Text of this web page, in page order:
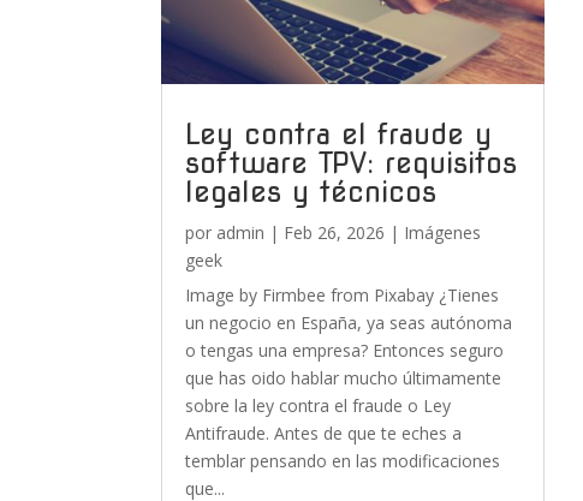
Ley contra el fraude y
software TPV: requisitos
legales y técnicos
por admin | Feb 26, 2026 | Imágenes
geek
Image by Firmbee from Pixabay ¿Tienes
un negocio en España, ya seas autónoma
o tengas una empresa? Entonces seguro
que has oido hablar mucho últimamente
sobre la ley contra el fraude o Ley
Antifraude. Antes de que te eches a
temblar pensando en las modificaciones
que...